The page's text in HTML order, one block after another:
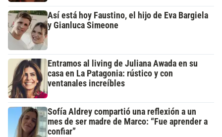
Así está hoy Faustino, el hijo de Eva Bargiela
y Gianluca Simeone
Entramos al living de Juliana Awada en su
casa en La Patagonia: rústico y con
ventanales increíbles
Sofía Aldrey compartió una reflexión a un
mes de ser madre de Marco: “Fue aprender a
confiar”